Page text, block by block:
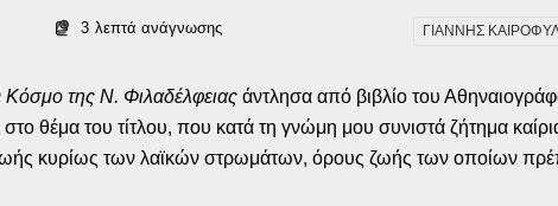
3 λεπτά ανάγνωσης ΓΙΑΝΝΗΣ
Κόσμο της Ν. Φιλαδέλφειας άντλησα από βιβλίο του
θέμα του τίτλου, που κατά τη γνώμη μου συνιστά ζήτημα
ζωής κυρίως των λαϊκών στρωμάτων, όρους ζωής των οποίων